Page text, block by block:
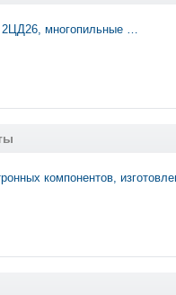
2ЦД26, многопильные …
компонентов,